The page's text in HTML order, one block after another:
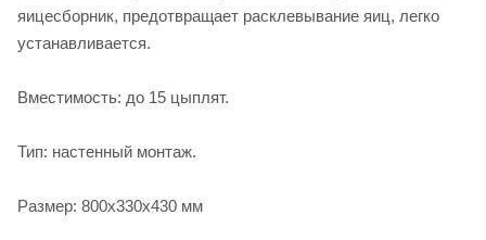
яицесборник, предотвращает расклевывание яиц, легко
устанавливается.
Вместимость: до 15 цыплят.
Тип: настенный монтаж.
Размер: 800х330х430 мм